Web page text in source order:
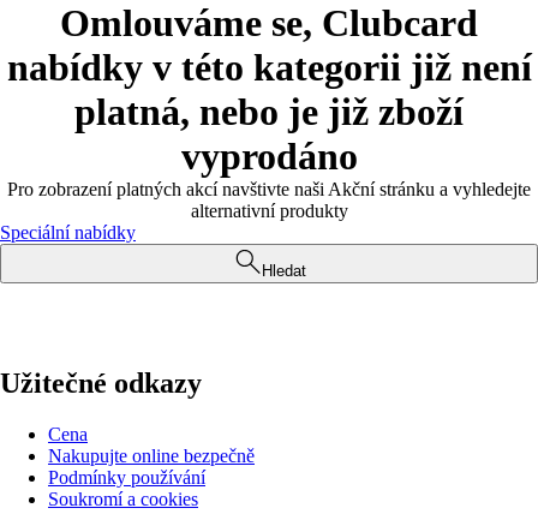
Omlouváme se, Clubcard
nabídky v této kategorii již není
platná, nebo je již zboží
vyprodáno
Pro zobrazení platných akcí navštivte naši Akční stránku a vyhledejte
alternativní produkty
Speciální nabídky
Hledat
Užitečné odkazy
Cena
Nakupujte online bezpečně
Podmínky používání
Soukromí a cookies